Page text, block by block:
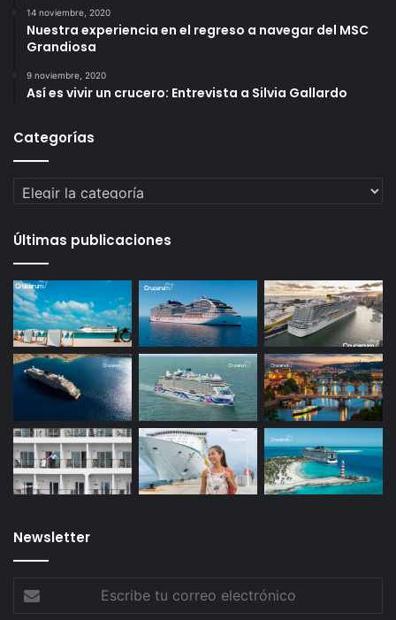
14 noviembre, 2020
Nuestra experiencia en el regreso a navegar del MSC
Grandiosa
9 noviembre, 2020
Así es vivir un crucero: Entrevista a Silvia Gallardo
Categorías
Categorías
Últimas publicaciones
Newsletter